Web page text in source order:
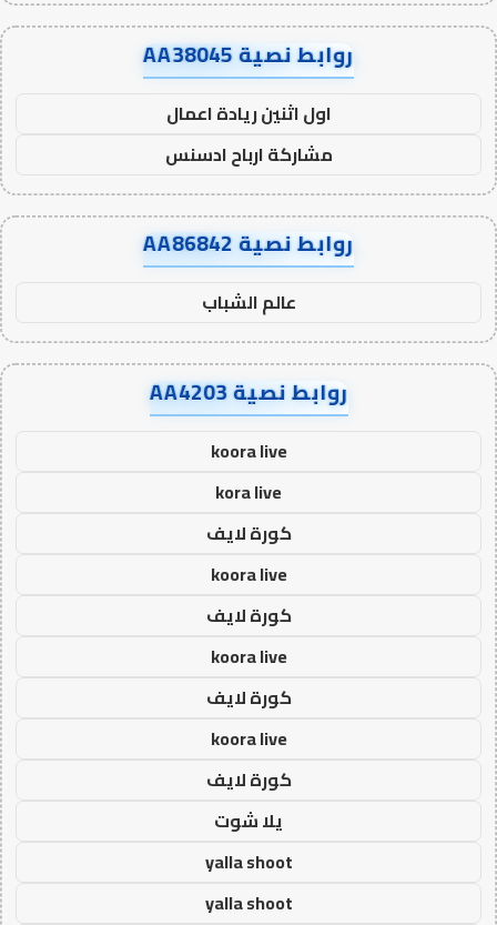
روابط نصية AA38045
اول اثنين ريادة اعمال
مشاركة ارباح ادسنس
روابط نصية AA86842
عالم الشباب
روابط نصية AA4203
koora live
kora live
كورة لايف
koora live
كورة لايف
koora live
كورة لايف
koora live
كورة لايف
يلا شوت
yalla shoot
yalla shoot